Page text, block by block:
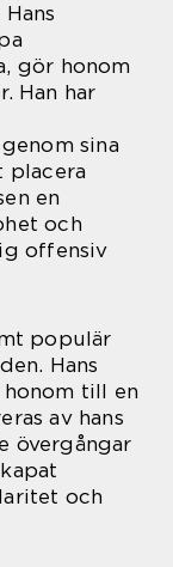
gör honom
Han har
sina
placera
en
och
offensiv
populär
Hans
till en
av hans
övergångar
och